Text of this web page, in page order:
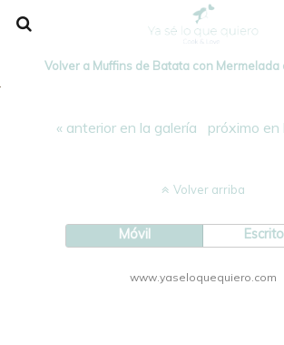
Volver a Muffins de Batata con
« anterior en la galería próximo en
Volver arriba
Móvil
www.yaseloquequiero.com